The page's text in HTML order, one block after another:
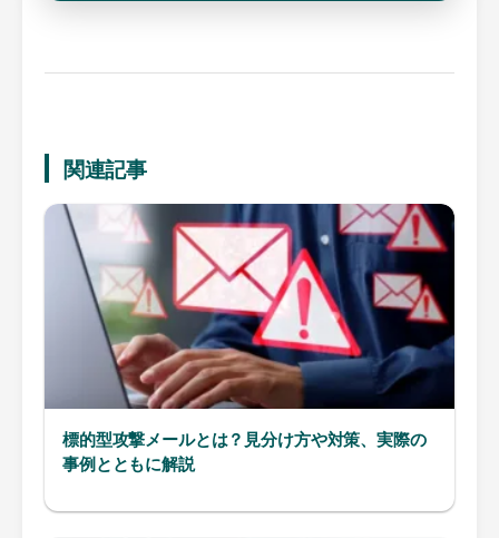
関連記事
標的型攻撃メールとは？見分け方や対策、実際の
事例とともに解説